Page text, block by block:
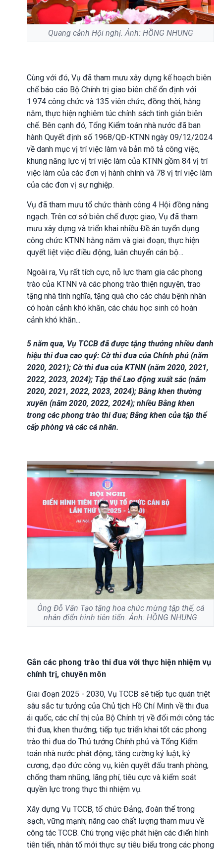
Quang cảnh Hội nghị. Ảnh: HỒNG NHUNG
Cùng với đó, Vụ đã tham mưu xây dựng kế hoạch biên
chế báo cáo Bộ Chính trị giao biên chế ổn định với
1.974 công chức và 135 viên chức, đồng thời, hằng
năm, thực hiện nghiêm túc chính sách tinh giản biên
chế. Bên cạnh đó, Tổng Kiểm toán nhà nước đã ban
hành Quyết định số 1968/QĐ-KTNN ngày 09/12/2024
về danh mục vị trí việc làm và bản mô tả công việc,
khung năng lực vị trí việc làm của KTNN gồm 84 vị trí
việc làm của các đơn vị hành chính và 78 vị trí việc làm
của các đơn vị sự nghiệp.
Vụ đã tham mưu tổ chức thành công 4 Hội đồng nâng
ngạch. Trên cơ sở biên chế được giao, Vụ đã tham
mưu xây dựng và triển khai nhiều Đề án tuyển dụng
công chức KTNN hằng năm và giai đoạn; thực hiện
quyết liệt việc điều động, luân chuyển cán bộ…
Ngoài ra, Vụ rất tích cực, nỗ lực tham gia các phong
trào của KTNN và các phong trào thiện nguyện, trao
tặng nhà tình nghĩa, tặng quà cho các cháu bệnh nhân
có hoàn cảnh khó khăn, các cháu học sinh có hoàn
cảnh khó khăn...
5 năm qua, Vụ TCCB đã được tặng thưởng nhiều danh
hiệu thi đua cao quý: Cờ thi đua của Chính phủ (năm
2020, 2021); Cờ thi đua của KTNN (năm 2020, 2021,
2022, 2023, 2024); Tập thể Lao động xuất sắc (năm
2020, 2021, 2022, 2023, 2024); Bằng khen thường
xuyên (năm 2020, 2022, 2024); nhiều Bằng khen
trong các phong trào thi đua; Bằng khen của tập thể
cấp phòng và các cá nhân.
Ông Đỗ Văn Tạo tặng hoa chúc mừng tập thể, cá
nhân điển hình tiên tiến. Ảnh: HỒNG NHUNG
Gắn các phong trào thi đua với thực hiện nhiệm vụ
chính trị, chuyên môn
Giai đoạn 2025 - 2030, Vụ TCCB sẽ tiếp tục quán triệt
sâu sắc tư tưởng của Chủ tịch Hồ Chí Minh về thi đua
ái quốc, các chỉ thị của Bộ Chính trị về đổi mới công tác
thi đua, khen thưởng; tiếp tục triển khai tốt các phong
trào thi đua do Thủ tướng Chính phủ và Tổng Kiểm
toán nhà nước phát động; tăng cường kỷ luật, kỷ
cương, đạo đức công vụ, kiên quyết đấu tranh phòng,
chống tham nhũng, lãng phí, tiêu cực và kiểm soát
quyền lực trong thực thi nhiệm vụ.
Xây dựng Vụ TCCB, tổ chức Đảng, đoàn thể trong
sạch, vững mạnh; nâng cao chất lượng tham mưu về
công tác TCCB. Chú trọng việc phát hiện các điển hình
tiên tiến, nhân tố mới thực sự tiêu biểu trong các phong